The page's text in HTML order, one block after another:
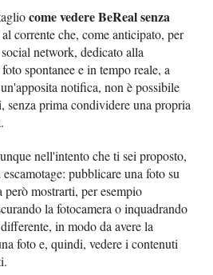
come vedere BeReal senza
corrente che, come anticipato, per
network, dedicato alla
spontanee e in tempo reale, a
notifica, non è possibile
senza prima condividere una propria
nell'intento che ti sei proposto,
pubblicare una foto su
però mostrarti, per esempio
la fotocamera o inquadrando
in modo da avere la
foto e, quindi, vedere i contenuti